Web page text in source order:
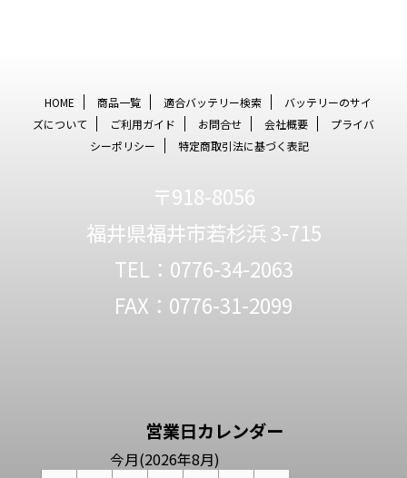
HOME 商品一覧 適合バッテリー検索
バッテリーのサイ
ズについて
ご利用ガイド お問合せ 会社概要
プライバ
シーポリシー
特定商取引法に基づく表記
〒918-8056
福井県福井市若杉浜 3-715
TEL：0776-34-2063
FAX：0776-31-2099
営業日カレンダー
今月(2026年8月)